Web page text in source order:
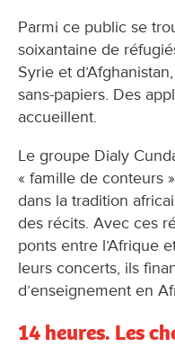
Parmi ce public se
soixantaine de
Syrie et
sans-papiers. Des
accueillent.
Le groupe Dialy
« famille de conteurs
dans la tradition
des récits. Avec ces
ponts entre l’Afrique
leurs concerts, ils
d’enseignement en
14 heures. Les